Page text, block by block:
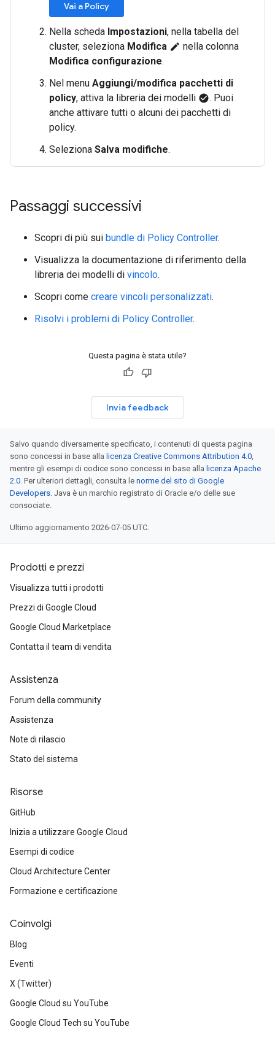
Vai a Policy
Nella scheda Impostazioni, nella tabella del
cluster, seleziona Modifica edit nella colonna
Modifica configurazione.
Nel menu Aggiungi/modifica pacchetti di
policy, attiva la libreria dei modelli check_circle. Puoi
anche attivare tutti o alcuni dei pacchetti di
policy.
Seleziona Salva modifiche.
Passaggi successivi
Scopri di più sui bundle di Policy Controller.
Visualizza la documentazione di riferimento della
libreria dei modelli di vincolo.
Scopri come creare vincoli personalizzati.
Risolvi i problemi di Policy Controller.
Questa pagina è stata utile?
Invia feedback
Salvo quando diversamente specificato, i contenuti di questa pagina
sono concessi in base alla licenza Creative Commons Attribution 4.0,
mentre gli esempi di codice sono concessi in base alla licenza Apache
2.0. Per ulteriori dettagli, consulta le norme del sito di Google
Developers. Java è un marchio registrato di Oracle e/o delle sue
consociate.
Ultimo aggiornamento 2026-07-05 UTC.
Prodotti e prezzi
Visualizza tutti i prodotti
Prezzi di Google Cloud
Google Cloud Marketplace
Contatta il team di vendita
Assistenza
Forum della community
Assistenza
Note di rilascio
Stato del sistema
Risorse
GitHub
Inizia a utilizzare Google Cloud
Esempi di codice
Cloud Architecture Center
Formazione e certificazione
Coinvolgi
Blog
Eventi
X (Twitter)
Google Cloud su YouTube
Google Cloud Tech su YouTube